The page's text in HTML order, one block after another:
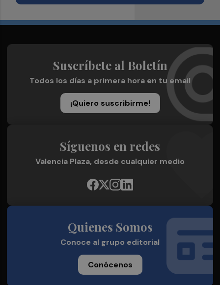
Suscríbete al Boletín
Todos los días a primera hora en tu email
¡Quiero suscribirme!
Síguenos en redes
Valencia Plaza, desde cualquier medio
Quienes Somos
Conoce al grupo editorial
Conócenos